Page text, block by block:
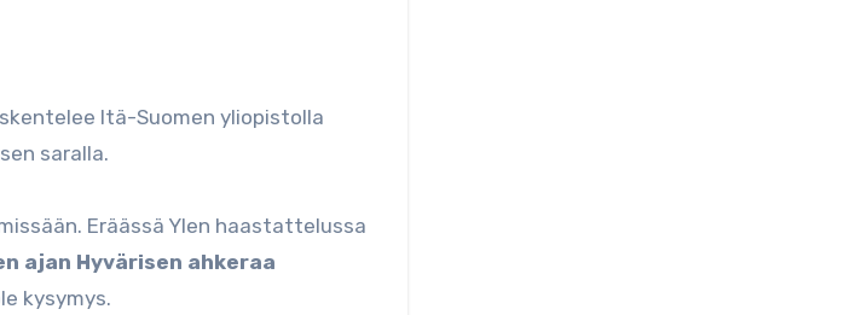
Itä-Suomen yliopistolla
saralla.
Eräässä Ylen haastattelussa
ajan Hyvärisen ahkeraa
kysymys.